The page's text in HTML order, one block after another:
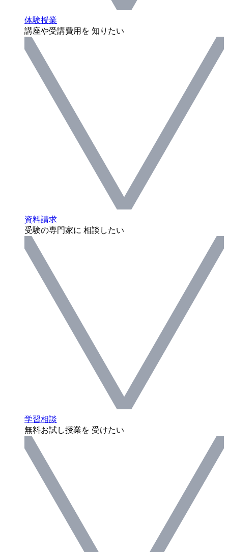
体験授業
講座や受講費用を 知りたい
資料請求
受験の専門家に 相談したい
学習相談
無料お試し授業を 受けたい